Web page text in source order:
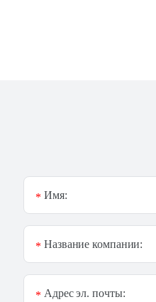
Имя:
*
Название компании:
*
Адрес эл. почты:
*